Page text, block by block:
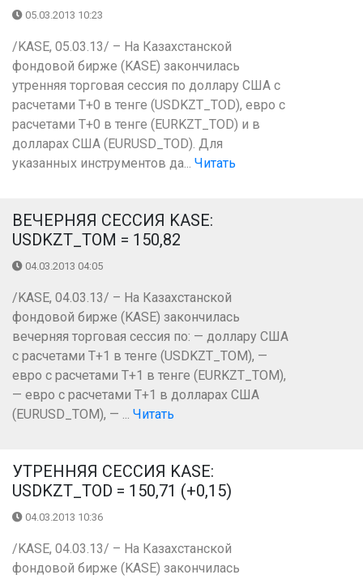
05.03.2013 10:23
/KASE, 05.03.13/ – На Казахстанской
фондовой бирже (KASE) закончилась
утренняя торговая сессия по доллару США с
расчетами Т+0 в тенге (USDKZT_TOD), евро с
расчетами T+0 в тенге (EURKZT_TOD) и в
долларах США (EURUSD_TOD). Для
указанных инструментов да... Читать
ВЕЧЕРНЯЯ СЕССИЯ KASE:
USDKZT_TOM = 150,82
04.03.2013 04:05
/KASE, 04.03.13/ – На Казахстанской
фондовой бирже (KASE) закончилась
вечерняя торговая сессия по: — доллару США
с расчетами Т+1 в тенге (USDKZT_TOM), —
евро с расчетами Т+1 в тенге (EURKZT_TOM),
— евро с расчетами Т+1 в долларах США
(EURUSD_TOM), — ... Читать
УТРЕННЯЯ СЕССИЯ KASE:
USDKZT_TOD = 150,71 (+0,15)
04.03.2013 10:36
/KASE, 04.03.13/ – На Казахстанской
фондовой бирже (KASE) закончилась